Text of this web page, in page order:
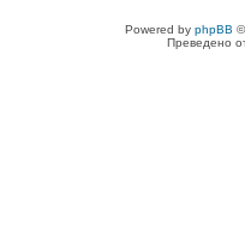
Powered by phpBB
Преведено